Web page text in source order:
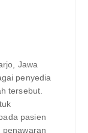
Jawa
penyedia
tersebut.
pasien
penawaran